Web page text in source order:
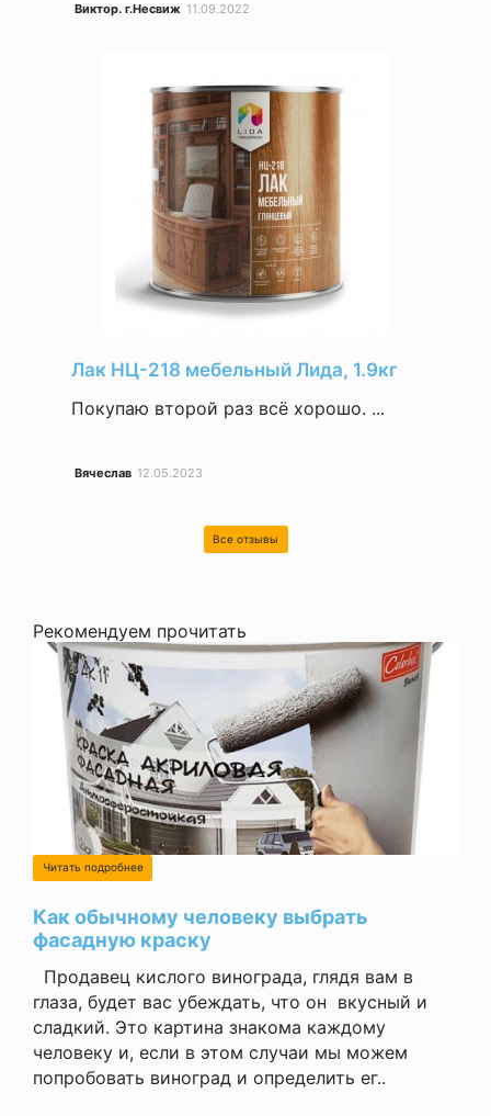
Виктор. г.Несвиж 11.09.2022
Лак НЦ-218 мебельный Лида, 1.9кг
Покупаю второй раз всё хорошо. ...
Вячеслав 12.05.2023
Все отзывы
Рекомендуем прочитать
Читать подробнее
Как обычному человеку выбрать
фасадную краску
Продавец кислого винограда, глядя вам в
глаза, будет вас убеждать, что он вкусный и
сладкий. Это картина знакома каждому
человеку и, если в этом случаи мы можем
попробовать виноград и определить ег..